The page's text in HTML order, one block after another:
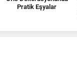
Pratik Eşyalar